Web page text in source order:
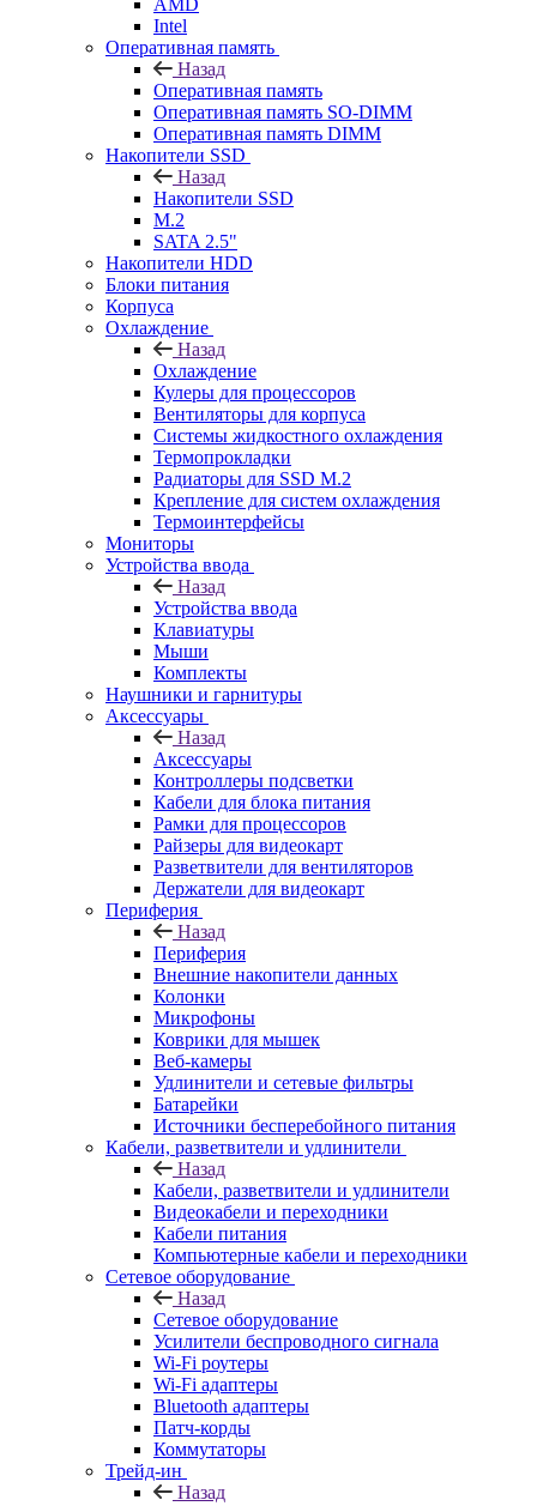
AMD
Intel
Оперативная память
Назад
Оперативная память
Оперативная память SO-DIMM
Оперативная память DIMM
Накопители SSD
Назад
Накопители SSD
M.2
SATA 2.5"
Накопители HDD
Блоки питания
Корпуса
Охлаждение
Назад
Охлаждение
Кулеры для процессоров
Вентиляторы для корпуса
Системы жидкостного охлаждения
Термопрокладки
Радиаторы для SSD M.2
Крепление для систем охлаждения
Термоинтерфейсы
Мониторы
Устройства ввода
Назад
Устройства ввода
Клавиатуры
Мыши
Комплекты
Наушники и гарнитуры
Аксессуары
Назад
Аксессуары
Контроллеры подсветки
Кабели для блока питания
Рамки для процессоров
Райзеры для видеокарт
Разветвители для вентиляторов
Держатели для видеокарт
Периферия
Назад
Периферия
Внешние накопители данных
Колонки
Микрофоны
Коврики для мышек
Веб-камеры
Удлинители и сетевые фильтры
Батарейки
Источники бесперебойного питания
Кабели, разветвители и удлинители
Назад
Кабели, разветвители и удлинители
Видеокабели и переходники
Кабели питания
Компьютерные кабели и переходники
Сетевое оборудование
Назад
Сетевое оборудование
Усилители беспроводного сигнала
Wi-Fi роутеры
Wi-Fi адаптеры
Bluetooth адаптеры
Патч-корды
Коммутаторы
Трейд-ин
Назад